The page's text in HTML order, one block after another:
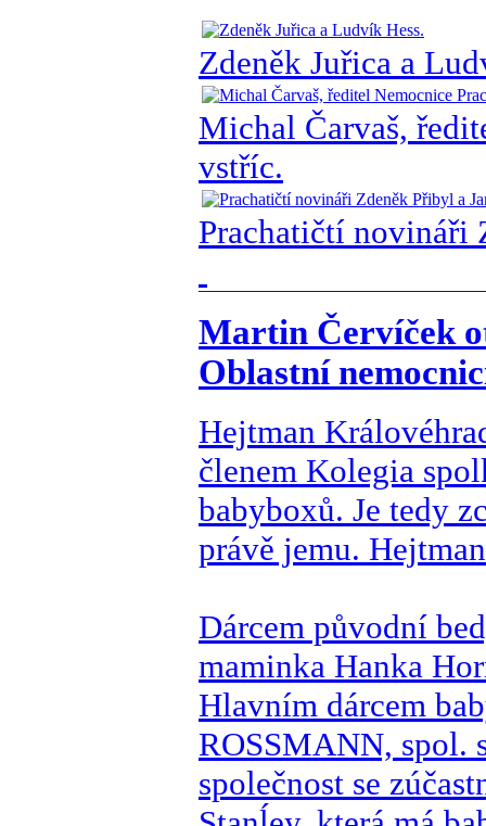
Zdeněk Juřica a
Michal Čarvaš,
vstříc.
Prachatičtí novináři
Martin Červíček
Oblastní
Hejtman
členem Kolegia
babyboxů. Je tedy
právě jemu.
Dárcem původní
maminka Hanka
Hlavním dárcem
ROSSMANN, spol.
společnost se